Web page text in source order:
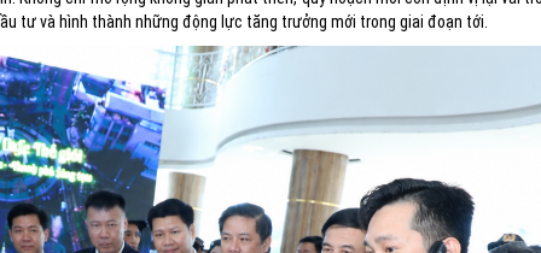
tư và hình thành những động lực tăng trưởng mới trong giai đoạn tới.